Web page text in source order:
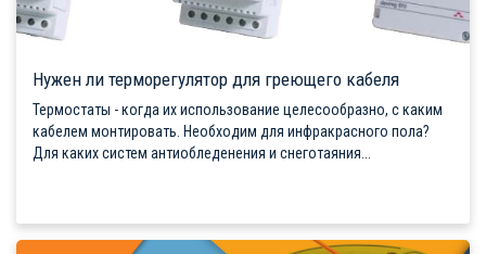
Нужен ли терморегулятор для греющего кабеля
Термостаты - когда их использование целесообразно, с каким
кабелем монтировать. Необходим для инфракрасного пола?
Для каких систем антиобледенения и снеготаяния...